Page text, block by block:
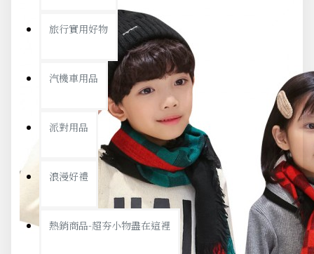
旅行實用好物
汽機車用品
派對用品
浪漫好禮
熱銷商品-超夯小物盡在這裡